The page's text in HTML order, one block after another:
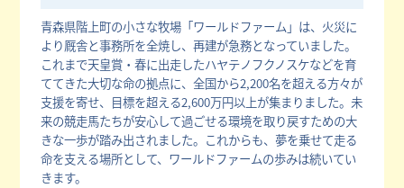
青森県階上町の小さな牧場「ワールドファーム」は、火災に
より厩舎と事務所を全焼し、再建が急務となっていました。
これまで天皇賞・春に出走したハヤテノフクノスケなどを育
ててきた大切な命の拠点に、全国から2,200名を超える方々が
支援を寄せ、目標を超える2,600万円以上が集まりました。未
来の競走馬たちが安心して過ごせる環境を取り戻すための大
きな一歩が踏み出されました。これからも、夢を乗せて走る
命を支える場所として、ワールドファームの歩みは続いてい
きます。